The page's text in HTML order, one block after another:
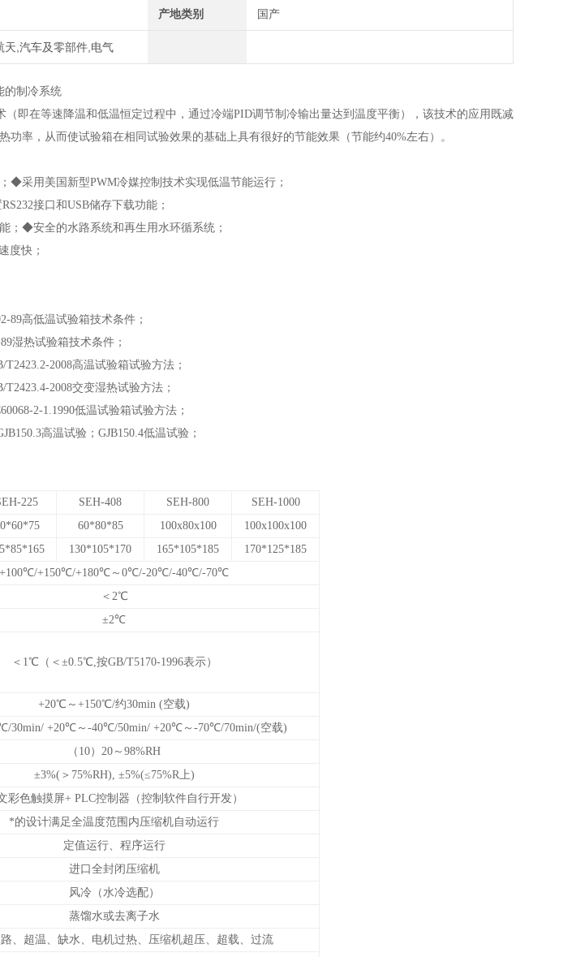
产地类别 国产
天,汽车及零部件,电气
的制冷系统
即在等速降温和低温恒定过程中，通过冷端PID调节制冷输出量达到温度平衡），该技术的应用既减
功率，从而使试验箱在相同试验效果的基础上具有很好的节能效果（节能约40%左右）。
◆采用美国新型PWM冷媒控制技术实现低温节能运行；
接口和USB储存下载功能；
；◆安全的水路系统和再生用水环循系统；
度快；
89高低温试验箱技术条件；
湿热试验箱技术条件；
2008高温试验箱试验方法；
2008交变湿热试验方法；
2-1.1990低温试验箱试验方法；
高温试验；GJB150.4低温试验；
225 SEH-408 SEH-800
SEH-1000
60*80*85 100x80x100
100x100x100
130*105*170 165*105*185 170*125*185
+100℃/+150℃/+180℃～0℃/-20℃/-40℃/-70℃
＜2℃
±2℃
＜1℃（＜±0.5℃,按GB/T5170-1996表示）
+20℃～+150℃/约30min (空载)
30min/ +20℃～-40℃/50min/ +20℃～-70℃/70min/(空载)
（10）20～98%RH
±3%(＞75%RH), ±5%(≤75%R上)
彩色触摸屏+ PLC控制器（控制软件自行开发）
*的设计满足全温度范围内压缩机自动运行
定值运行、程序运行
进口全封闭压缩机
风冷（水冷选配）
蒸馏水或去离子水
、超温、缺水、电机过热、压缩机超压、超载、过流